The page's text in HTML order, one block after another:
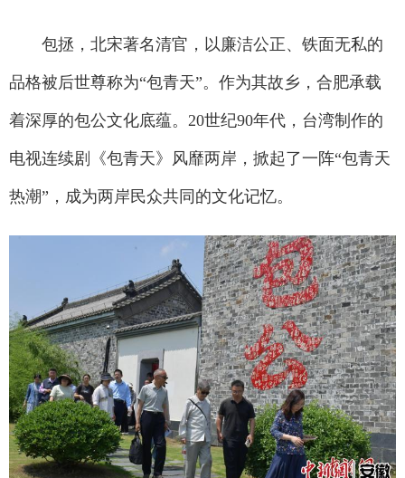
包拯，北宋著名清官，以廉洁公正、铁面无私的
品格被后世尊称为“包青天”。作为其故乡，合肥承载
着深厚的包公文化底蕴。20世纪90年代，台湾制作的
电视连续剧《包青天》风靡两岸，掀起了一阵“包青天
热潮”，成为两岸民众共同的文化记忆。